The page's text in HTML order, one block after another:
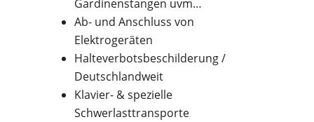
Gardinenstangen uvm…
Ab- und Anschluss von
Elektrogeräten
Halteverbotsbeschilderung /
Deutschlandweit
Klavier- & spezielle
Schwerlasttransporte